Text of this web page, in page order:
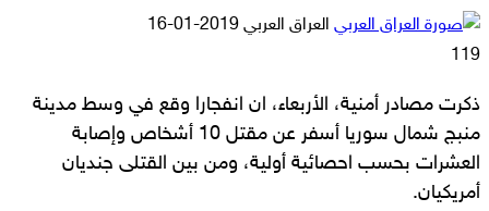
العراق العربي أرسل
2019-01-16
119
ذكرت مصادر أمنية، الأربعاء، ان انفجارا وقع في وسط مدينة
منبج شمال سوريا أسفر عن مقتل 10 أشخاص وإصابة
العشرات بحسب احصائية أولية، ومن بين القتلى جنديان
أمريكيان.